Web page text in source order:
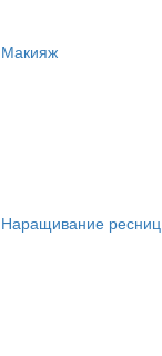
Макияж
Наращивание ресниц